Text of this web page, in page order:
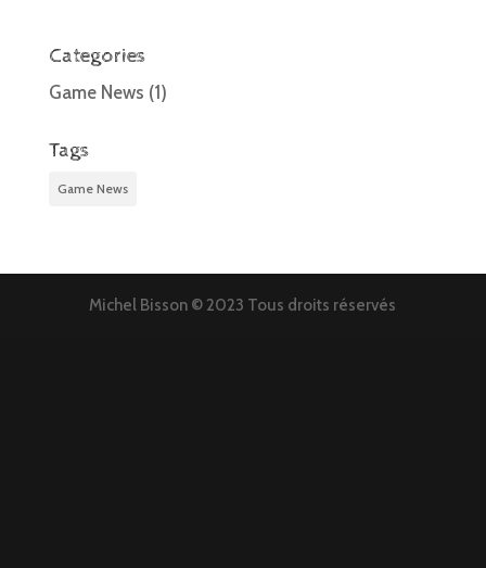
Categories
Game News (1)
Tags
Game News
Michel Bisson © 2023 Tous droits réservés